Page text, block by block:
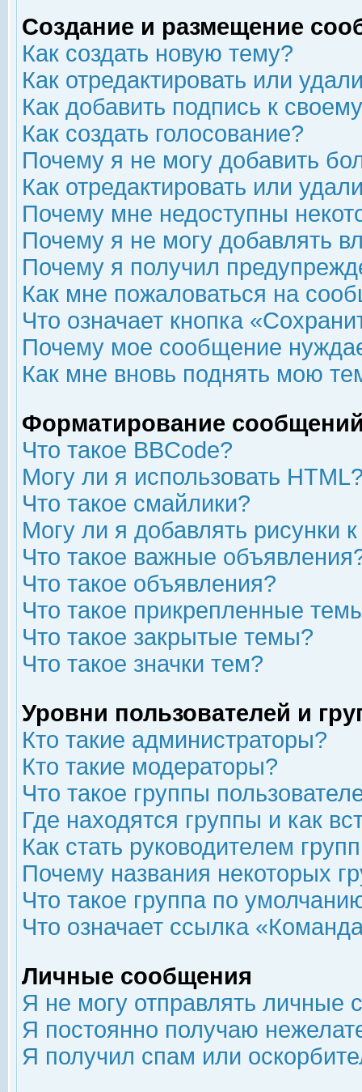
Создание и размещение
Как создать новую тему?
Как отредактировать или
Как добавить подпись к
Как создать голосование?
Почему я не могу добавить
Как отредактировать или
Почему мне недоступны
Почему я не могу добавлять
Почему я получил
Как мне пожаловаться на
Что означает кнопка
Почему мое сообщение
Как мне вновь поднять мою
Форматирование
Что такое BBCode?
Могу ли я использовать
Что такое смайлики?
Могу ли я добавлять рисунки
Что такое важные
Что такое объявления?
Что такое прикрепленные
Что такое закрытые темы?
Что такое значки тем?
Уровни пользователей и
Кто такие администраторы?
Кто такие модераторы?
Что такое группы
Где находятся группы и как
Как стать руководителем
Почему названия некоторых
Что такое группа по
Что означает ссылка
Личные сообщения
Я не могу отправлять личные
Я постоянно получаю
Я получил спам или